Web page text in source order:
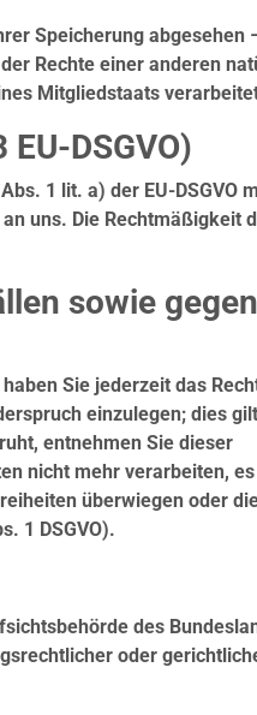
Speicherung abgesehen
Rechte einer anderen
Mitgliedstaats
DSGVO)
1 lit. a) der EU-DSGVO
uns. Die Rechtmäßigkeit
sowie gegen
Sie jederzeit das
einzulegen; dies
entnehmen Sie dieser
nicht mehr verarbeiten,
überwiegen oder
1 DSGVO).
des
oder